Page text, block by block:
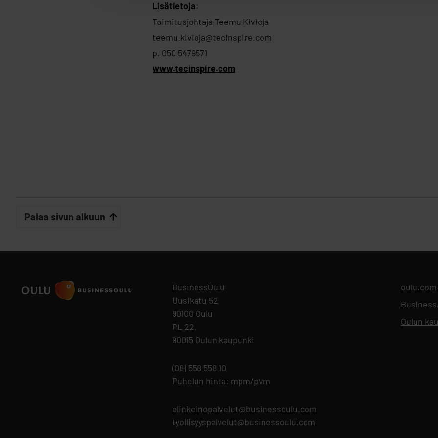
Lisätietoja:
Toimitusjohtaja Teemu Kivioja
teemu.kivioja@tecinspire.com
p. 050 5479571
www.tecinspire.com
Palaa sivun alkuun
BusinessOulu
Uusikatu 52
90100 Oulu
PL 22,
90015 Oulun kaupunki
(08) 558 558 10
Puhelun hinta: mpm/pvm
elinkeinopalvelut@businessoulu.com
tyollisyyspalvelut@businessoulu.com
oulu.com
Oulun